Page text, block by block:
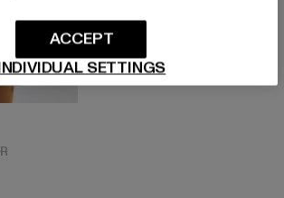
EUR
Aktionspreis: 79,99 EUR
SETTINGS
ACCEPT